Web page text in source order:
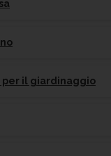
il giardinaggio